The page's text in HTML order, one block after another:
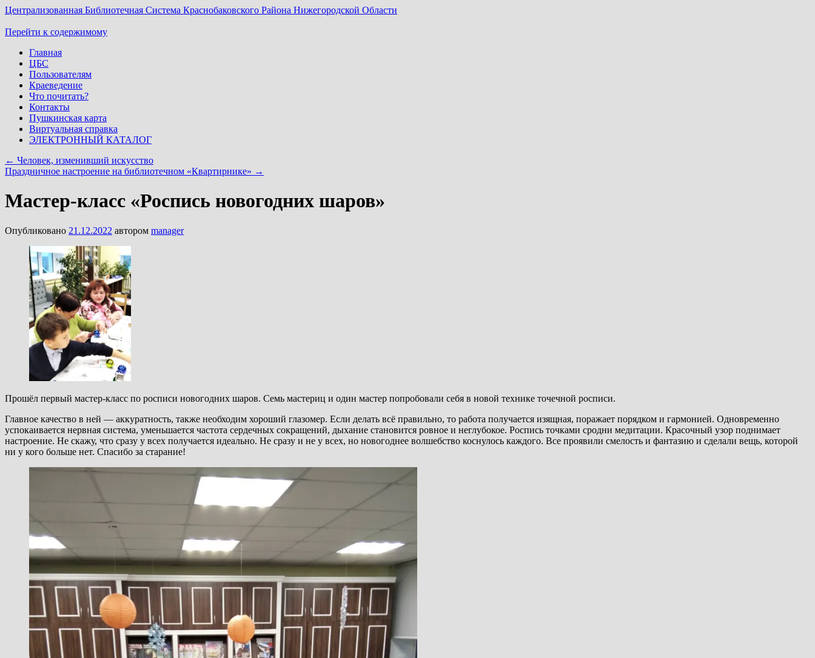
Централизованная Библиотечная Система Краснобаковского Района Нижегородской Области
Перейти к содержимому
Главная
ЦБС
Пользователям
Краеведение
Что почитать?
Контакты
Пушкинская карта
Виртуальная справка
ЭЛЕКТРОННЫЙ КАТАЛОГ
← Человек, изменивший искусство
Праздничное настроение на библиотечном «Квартирнике» →
Мастер-класс «Роспись новогодних шаров»
Опубликовано 21.12.2022 автором manager
Прошёл первый мастер-класс по росписи новогодних шаров. Семь мастериц и один мастер попробовали себя в новой технике точечной росписи.
Главное качество в ней — аккуратность, также необходим хороший глазомер. Если делать всё правильно, то работа получается изящная, поражает порядком и гармонией. Одновременно
успокаивается нервная система, уменьшается частота сердечных сокращений, дыхание становится ровное и неглубокое. Роспись точками сродни медитации. Красочный узор поднимает
настроение. Не скажу, что сразу у всех получается идеально. Не сразу и не у всех, но новогоднее волшебство коснулось каждого. Все проявили смелость и фантазию и сделали вещь, которой
ни у кого больше нет. Спасибо за старание!